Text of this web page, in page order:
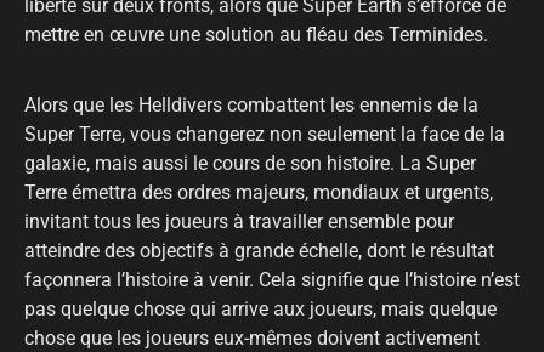
liberté sur deux fronts, alors que Super Earth s’efforce de
mettre en œuvre une solution au fléau des Terminides.
Alors que les Helldivers combattent les ennemis de la
Super Terre, vous changerez non seulement la face de la
galaxie, mais aussi le cours de son histoire. La Super
Terre émettra des ordres majeurs, mondiaux et urgents,
invitant tous les joueurs à travailler ensemble pour
atteindre des objectifs à grande échelle, dont le résultat
façonnera l’histoire à venir. Cela signifie que l’histoire n’est
pas quelque chose qui arrive aux joueurs, mais quelque
chose que les joueurs eux-mêmes doivent activement